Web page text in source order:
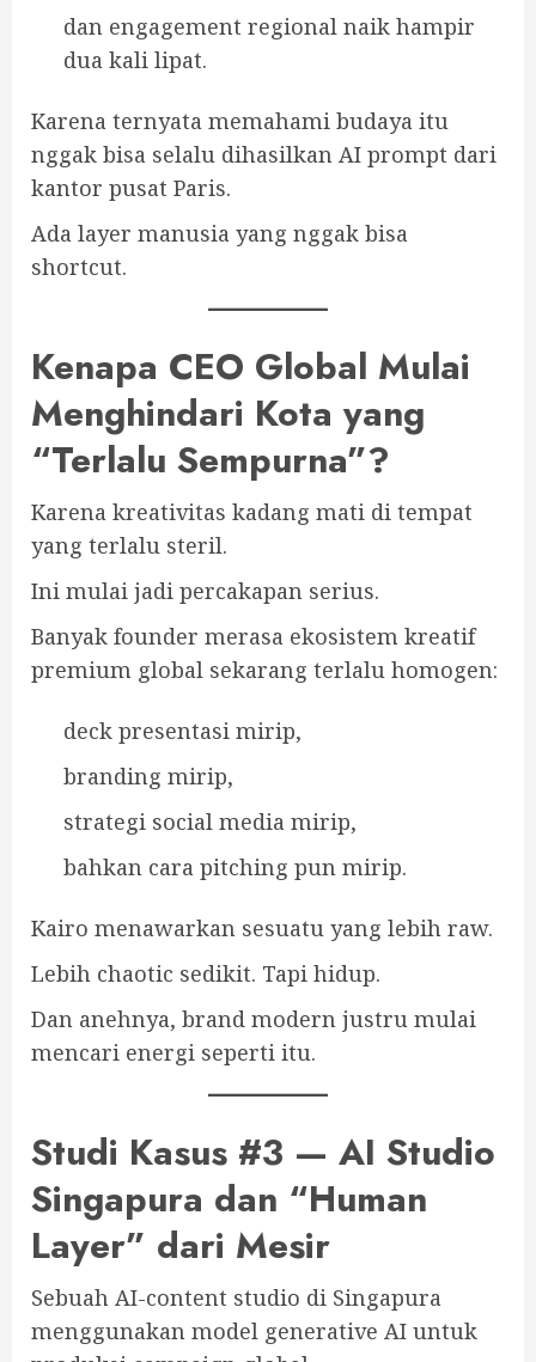
dan engagement regional naik hampir
dua kali lipat.
Karena ternyata memahami budaya itu
nggak bisa selalu dihasilkan AI prompt dari
kantor pusat Paris.
Ada layer manusia yang nggak bisa
shortcut.
Kenapa CEO Global Mulai
Menghindari Kota yang
“Terlalu Sempurna”?
Karena kreativitas kadang mati di tempat
yang terlalu steril.
Ini mulai jadi percakapan serius.
Banyak founder merasa ekosistem kreatif
premium global sekarang terlalu homogen:
deck presentasi mirip,
branding mirip,
strategi social media mirip,
bahkan cara pitching pun mirip.
Kairo menawarkan sesuatu yang lebih raw.
Lebih chaotic sedikit. Tapi hidup.
Dan anehnya, brand modern justru mulai
mencari energi seperti itu.
Studi Kasus #3 — AI Studio
Singapura dan “Human
Layer” dari Mesir
Sebuah AI-content studio di Singapura
menggunakan model generative AI untuk